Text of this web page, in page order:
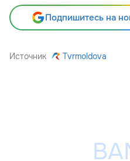
Подпишитесь на
Источник Tvrmoldova